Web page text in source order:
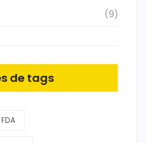
(9)
de tags
FDA